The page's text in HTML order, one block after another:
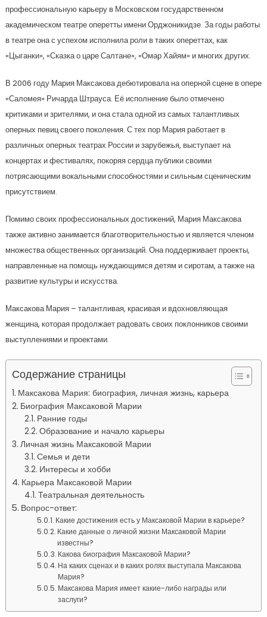
профессиональную карьеру в Московском государственном
академическом театре оперетты имени Орджоникидзе. За годы работы
в театре она с успехом исполнила роли в таких опереттах, как
«Цыганки», «Сказка о царе Салтане», «Омар Хайям» и многих других.
В 2006 году Мария Максакова дебютировала на оперной сцене в опере
«Саломея» Ричарда Штрауса. Её исполнение было отмечено
критиками и зрителями, и она стала одной из самых талантливых
оперных певиц своего поколения. С тех пор Мария работает в
различных оперных театрах России и зарубежья, выступает на
концертах и фестивалях, покоряя сердца публики своими
потрясающими вокальными способностями и сильным сценическим
присутствием.
Помимо своих профессиональных достижений, Мария Максакова
также активно занимается благотворительностью и является членом
множества общественных организаций. Она поддерживает проекты,
направленные на помощь нуждающимся детям и сиротам, а также на
развитие культуры и искусства.
Максакова Мария – талантливая, красивая и вдохновляющая
женщина, которая продолжает радовать своих поклонников своими
выступлениями и проектами.
Содержание страницы
Максакова Мария: биография, личная жизнь, карьера
Биография Максаковой Марии
Ранние годы
Образование и начало карьеры
Личная жизнь Максаковой Марии
Семья и дети
Интересы и хобби
Карьера Максаковой Марии
Театральная деятельность
Вопрос-ответ:
Какие достижения есть у Максаковой Марии в карьере?
Какие данные о личной жизни Максаковой Марии
известны?
Какова биография Максаковой Марии?
На каких сценах и в каких ролях выступала Максакова
Мария?
Максакова Мария имеет какие-либо награды или
заслуги?